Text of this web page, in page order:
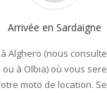
Arrivée en Sardaigne
Alghero (nous
à Olbia) où vous
moto de location.